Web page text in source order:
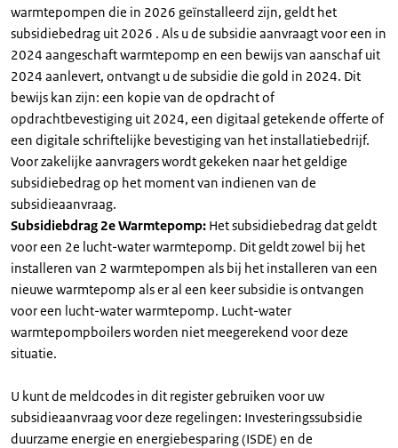
warmtepompen die in 2026 geïnstalleerd zijn, geldt het
subsidiebedrag uit 2026 . Als u de subsidie aanvraagt voor een in
2024 aangeschaft warmtepomp en een bewijs van aanschaf uit
2024 aanlevert, ontvangt u de subsidie die gold in 2024. Dit
bewijs kan zijn: een kopie van de opdracht of
opdrachtbevestiging uit 2024, een digitaal getekende offerte of
een digitale schriftelijke bevestiging van het installatiebedrijf.
Voor zakelijke aanvragers wordt gekeken naar het geldige
subsidiebedrag op het moment van indienen van de
subsidieaanvraag.
Subsidiebdrag 2e Warmtepomp: Het subsidiebedrag dat geldt
voor een 2e lucht-water warmtepomp. Dit geldt zowel bij het
installeren van 2 warmtepompen als bij het installeren van een
nieuwe warmtepomp als er al een keer subsidie is ontvangen
voor een lucht-water warmtepomp. Lucht-water
warmtepompboilers worden niet meegerekend voor deze
situatie.
U kunt de meldcodes in dit register gebruiken voor uw
subsidieaanvraag voor deze regelingen: Investeringssubsidie
duurzame energie en energiebesparing (ISDE) en de